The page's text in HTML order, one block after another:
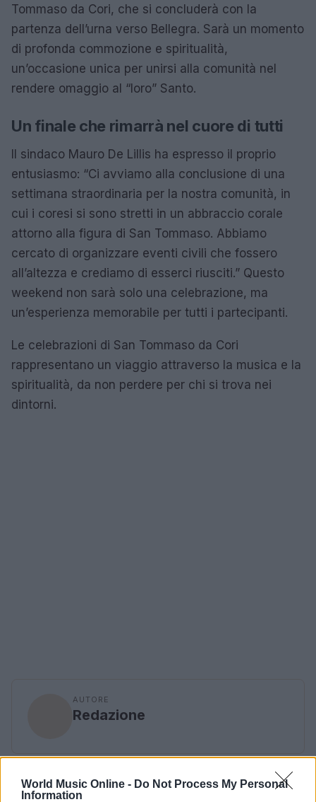
World Music Online - Do Not Process My Personal
Information
Tommaso da Cori, che si concluderà con la
partenza dell’urna verso Bellegra. Sarà un momento
di profonda commozione e spiritualità,
un’occasione unica per unirsi alla comunità nel
rendere omaggio al “loro” Santo.
Un finale che rimarrà nel cuore di tutti
Il sindaco Mauro De Lillis ha espresso il proprio
entusiasmo: “Ci avviamo alla conclusione di una
settimana straordinaria per la nostra comunità, in
cui i coresi si sono stretti in un abbraccio corale
attorno alla figura di San Tommaso. Abbiamo
cercato di organizzare eventi civili che fossero
all’altezza e crediamo di esserci riusciti.” Questo
weekend non sarà solo una celebrazione, ma
un’esperienza memorabile per tutti i partecipanti.
Le celebrazioni di San Tommaso da Cori
rappresentano un viaggio attraverso la musica e la
spiritualità, da non perdere per chi si trova nei
dintorni.
AUTORE
Redazione